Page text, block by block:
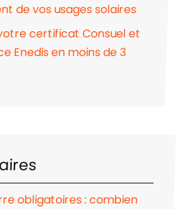
de vos usages solaires
certificat Consuel et
Enedis en moins de 3
obligatoires : combien